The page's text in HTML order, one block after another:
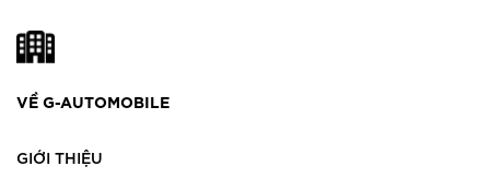
VỀ G-AUTOMOBILE
GIỚI THIỆU